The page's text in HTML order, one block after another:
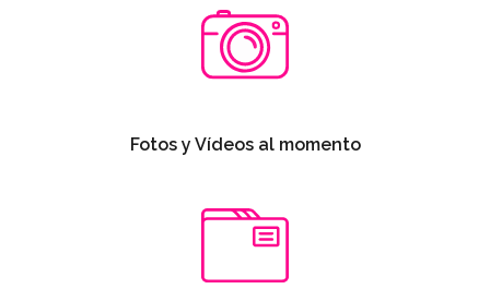
Fotos y Vídeos al momento